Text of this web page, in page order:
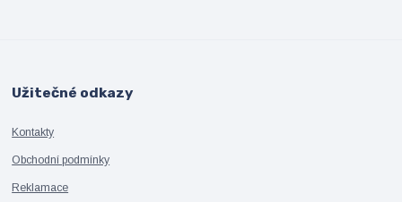
Užitečné odkazy
Kontakty
Obchodní podmínky
Reklamace